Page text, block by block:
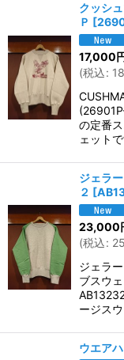
クッシ
Ｐ [
17,000
(税込:
の定番
ェット
ジェラ
２ [
23,000
(税込:
ジェラ
ブスウ
ージス
ウエア